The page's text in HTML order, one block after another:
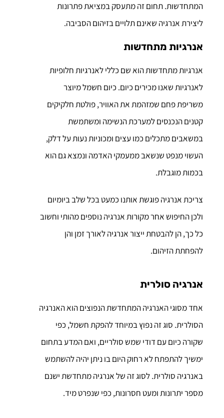
המתחדשות. תחום זה מתעסק במציאת פתרונות
ליצירת אנרגיה שאינם תלויים בזיהום הסביבה.
אנרגיות מתחדשות
אנרגיות מתחדשות הוא שם כללי לאנרגיות חלופיות
לאנרגיות שאנו מכירים כיום. כיום חשמל מיוצר
משריפת פחם שמזהמת את האוויר, פולטת חלקיקים
קטנים הנכנסים למערכת הנשימה ומשתמשת
במשאבים מתכלים כמו עצים ומכוניות נעות על דלק,
העשוי מנפט שנשאב ממעמקי האדמה ונמצא גם הוא
בכמות מוגבלת.
צריכת אנרגיה פוגשת אותנו כמעט בכל שלב ביומיום
ולכן החיפוש אחר מקורות אנרגיה נוספים מהותי וחשוב
כל כך, הן להבטחת ייצור אנרגיה לאורך זמן והן
להפחתת הזיהום.
אנרגיה סולרית
אחד מסוגי האנרגיה המתחדשת הנפוצים הוא האנרגיה
הסולרית. סוג זה נפוץ במיוחד להפקת חשמל, כפי
שקורה כיום עם דודי שמש סולריים, ואם המדע בתחום
ימשיך להתפתח לא רחוק היום בו ניתן יהיה להשתמש
באנרגיה סולרית. לסוג זה של אנרגיה מתחדשת ישנם
מספר יתרונות ומעט חסרונות, כפי שנפרט מיד.